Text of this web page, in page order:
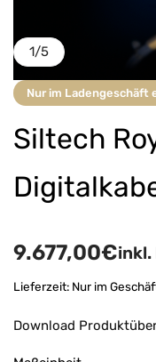
1/5
Nur im Ladengeschäft
Siltech
9.677,00€inkl.
Lieferzeit: Nur im
Download